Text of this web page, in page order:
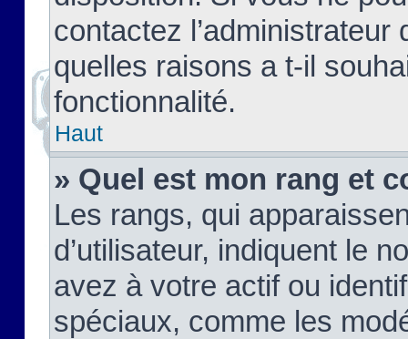
contactez
quelles raisons a t-il
fonctionnalité.
Haut
» Quel est mon rang et
Les rangs, qui
d’utilisateur, indiquent le
avez à votre actif ou
spéciaux, comme les